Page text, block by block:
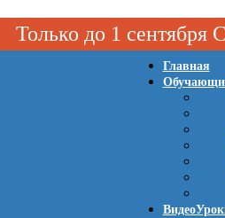
Только до 1
Главная